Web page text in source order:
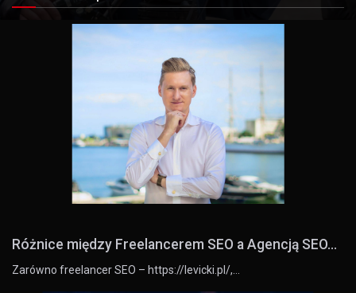
Różnice między Freelancerem SEO a Agencją SEO...
Zarówno freelancer SEO – https://levicki.pl/,…